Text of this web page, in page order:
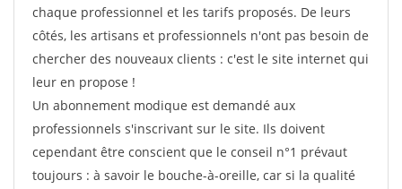
chaque professionnel et les tarifs proposés. De leurs
côtés, les artisans et professionnels n'ont pas besoin de
chercher des nouveaux clients : c'est le site internet qui
leur en propose !
Un abonnement modique est demandé aux
professionnels s'inscrivant sur le site. Ils doivent
cependant être conscient que le conseil n°1 prévaut
toujours : à savoir le bouche-à-oreille, car si la qualité